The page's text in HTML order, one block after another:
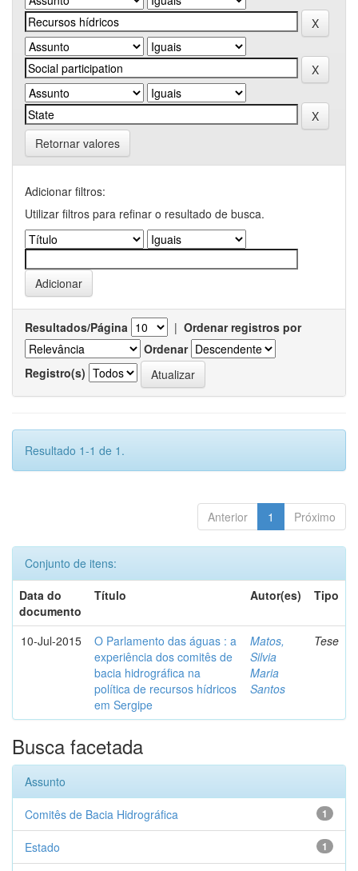
Retornar valores
Adicionar filtros:
Utilizar filtros para refinar o resultado de busca.
Resultados/Página | Ordenar registros por
Ordenar
Registro(s)
Resultado 1-1 de 1.
Anterior 1 Próximo
Conjunto de itens:
Data do
documento
Título Autor(es) Tipo
10-Jul-2015
O Parlamento das águas : a
experiência dos comitês de
bacia hidrográfica na
política de recursos hídricos
em Sergipe
Matos,
Silvia
Maria
Santos
Tese
Busca facetada
Assunto
1
Comitês de Bacia Hidrográfica
1
Estado